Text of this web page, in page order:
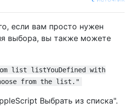
если вам просто нужен
выбора, вы также можете
list listYouDefined with
from the list."
Выбрать из списка".